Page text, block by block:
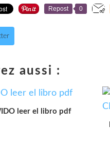
Repost 0
aussi :
leer el libro pdf